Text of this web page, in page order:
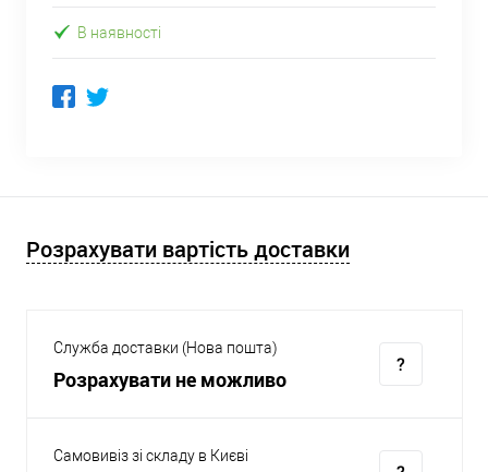
В наявності
Розрахувати вартість доставки
Служба доставки (Нова пошта)
Розрахувати не можливо
Самовивіз зі складу в Києві